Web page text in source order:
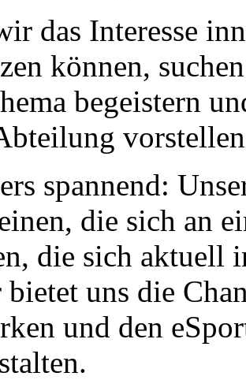
das Interesse
können,
begeistern
spannend:
die sich an
die sich aktuell
uns die
und den